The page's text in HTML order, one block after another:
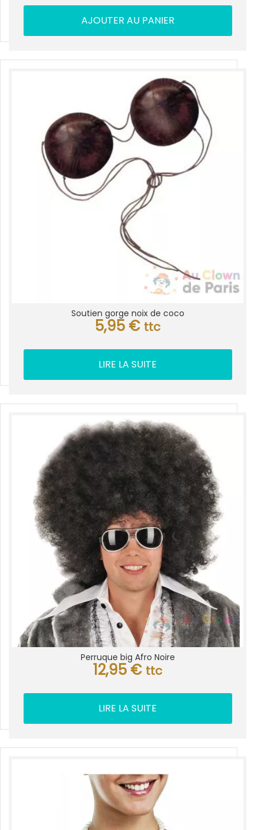
AJOUTER AU PANIER
Soutien gorge noix de coco
5,95 € ttc
LIRE LA SUITE
Perruque big Afro Noire
12,95 € ttc
LIRE LA SUITE